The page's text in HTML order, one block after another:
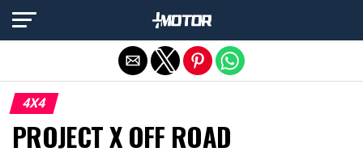
4X4
PROJECT X OFF ROAD
Salir de la versión móvil